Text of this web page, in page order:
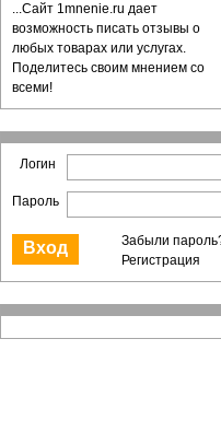
...Сайт 1mnenie.ru дает
возможность писать отзывы о
любых товарах или услугах.
Поделитесь своим мнением со
всеми!
Логин
Пароль
Забыли
Регистрация